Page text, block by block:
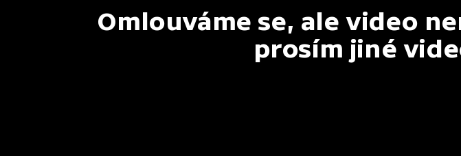
Omlouváme se, ale video
prosím jiné